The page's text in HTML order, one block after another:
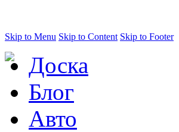
Skip to Menu Skip to Content Skip to Footer
Доска
Блог
Авто